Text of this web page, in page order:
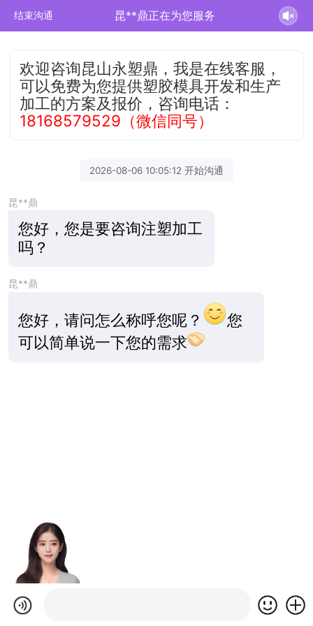
结束沟通 昆**鼎正在为您服务
欢迎咨询昆山永塑鼎，我是在线客服，
可以免费为您提供塑胶模具开发和生产
加工的方案及报价，咨询电话：
18168579529（微信同号）
2026-08-06 10:05:12 开始沟通
昆**鼎
您好，您是要咨询注塑加工
吗？
昆**鼎
您好，请问怎么称呼您呢？
您
可以简单说一下您的需求